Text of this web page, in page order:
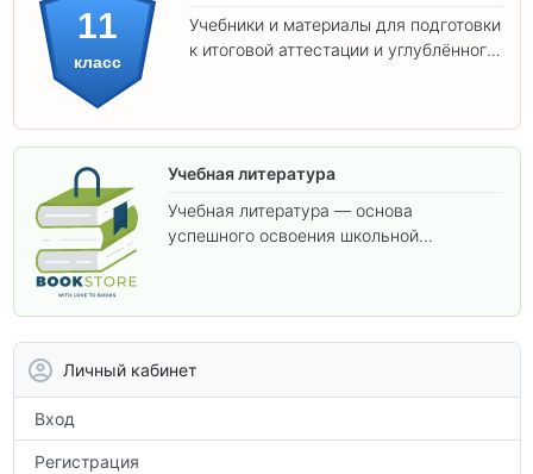
11
класс
Учебники и материалы для подготовки
к итоговой аттестации и углублённого
Учебная литература
Учебная литература — основа
успешного освоения школьной
Личный кабинет
Вход
Регистрация